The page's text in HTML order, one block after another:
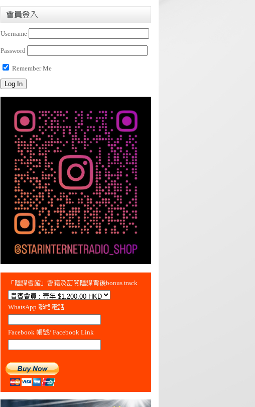
會員登入
Username
Password
Remember Me
「陰謀會館」會籍及訂閱陰謀背後bonus track
WhatsApp 聯絡電話
Facebook 帳號/ Facebook Link